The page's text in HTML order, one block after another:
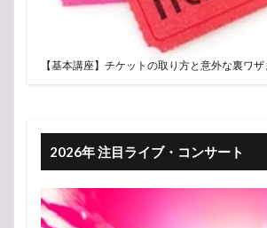
【基本講座】チケットの取り方と意外な裏ワ
2026年 注目ライブ・コンサート